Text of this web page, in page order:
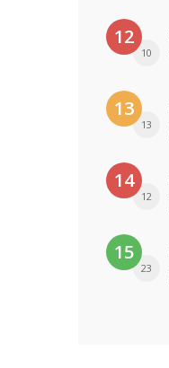
12
10
13
13
14
12
15
23